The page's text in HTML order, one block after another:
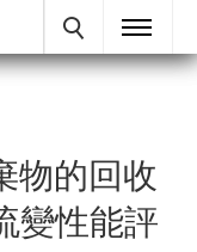
物的回收
變性能評